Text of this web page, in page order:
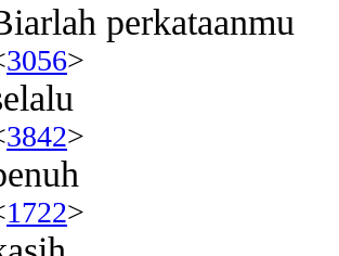
perkataanmu
3056>
3842>
1722>